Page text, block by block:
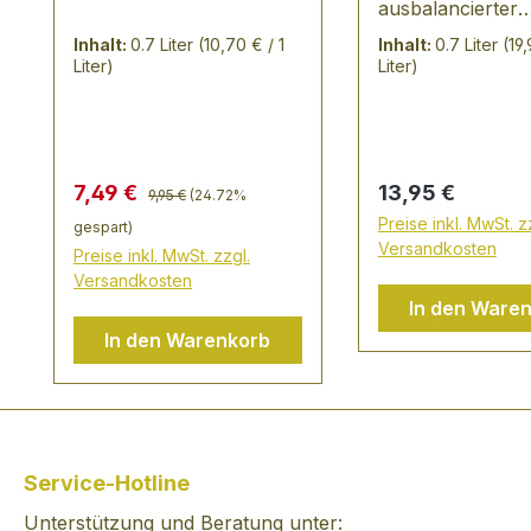
Inhalt: 0.7 Liter (10,70 € / 1
Liter)
Verkaufspreis:
7,49 € Regulärer Preis:
9,95 € (24.72%
gespart)
Preise inkl. MwSt. zzgl.
Versandkosten
In den Warenkorb
ausbalancierter
Geschmack mit
natürlichen Süße
von
Inhalt: 0.7 Liter
Liter)
Regulärer Preis:
13,95 €
Preise inkl. MwSt.
Versandkosten
In den
Service-Hotline
Unterstützung und Beratung unter: